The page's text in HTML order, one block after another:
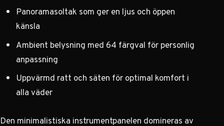
Panoramasoltak som ger en ljus och öppen
känsla
Ambient belysning med 64 färgval för personlig
anpassning
Uppvärmd ratt och säten för optimal komfort i
alla väder
Den minimalistiska instrumentpanelen domineras av